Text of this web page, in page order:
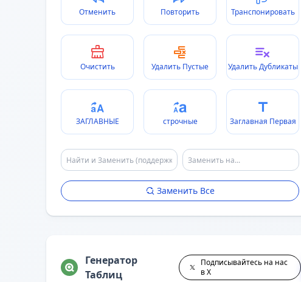
Отменить Повторить Транспонировать
Очистить Удалить Пустые Удалить Дубликаты
ЗАГЛАВНЫЕ строчные Заглавная Первая
Заменить Все
Генератор
Таблиц
Подписывайтесь на нас
в X